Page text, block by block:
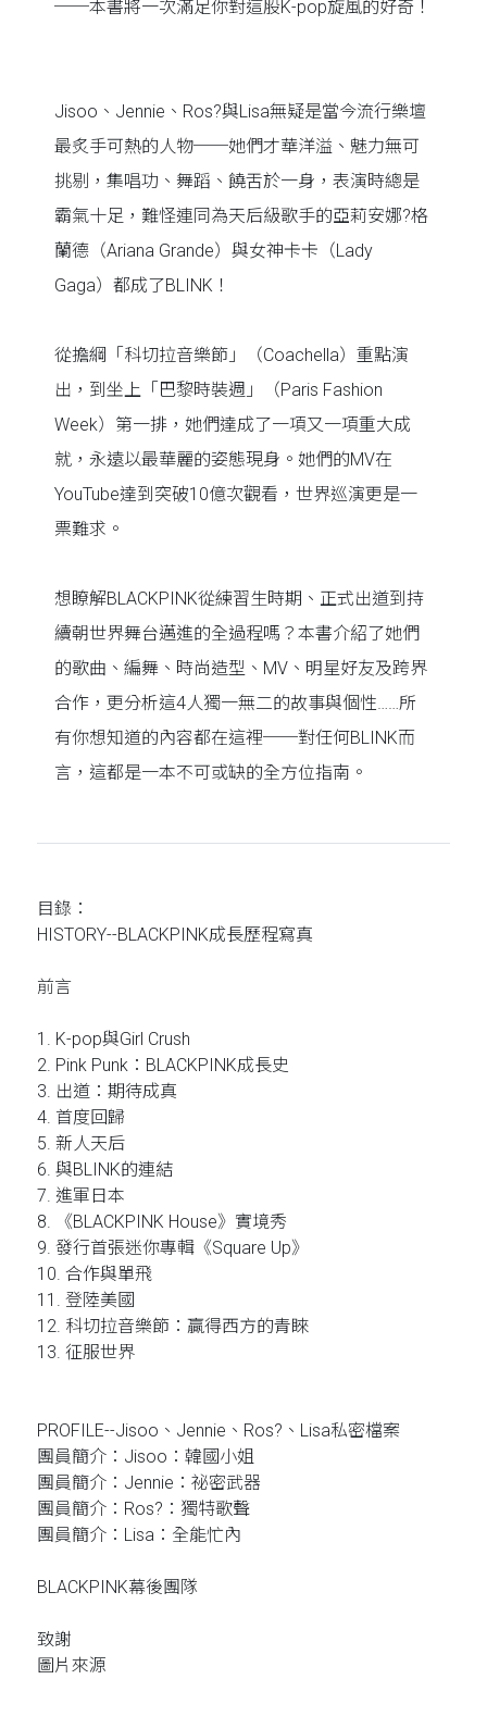
──本書將一次滿足你對這股K-pop旋風的好奇！
Jisoo、Jennie、Ros?與Lisa無疑是當今流行樂壇
最炙手可熱的人物──她們才華洋溢、魅力無可
挑剔，集唱功、舞蹈、饒舌於一身，表演時總是
霸氣十足，難怪連同為天后級歌手的亞莉安娜?格
蘭德（Ariana Grande）與女神卡卡（Lady
Gaga）都成了BLINK！
從擔綱「科切拉音樂節」（Coachella）重點演
出，到坐上「巴黎時裝週」（Paris Fashion
Week）第一排，她們達成了一項又一項重大成
就，永遠以最華麗的姿態現身。她們的MV在
YouTube達到突破10億次觀看，世界巡演更是一
票難求。
想瞭解BLACKPINK從練習生時期、正式出道到持
續朝世界舞台邁進的全過程嗎？本書介紹了她們
的歌曲、編舞、時尚造型、MV、明星好友及跨界
合作，更分析這4人獨一無二的故事與個性……所
有你想知道的內容都在這裡──對任何BLINK而
言，這都是一本不可或缺的全方位指南。
目錄：
HISTORY--BLACKPINK成長歷程寫真
前言
1. K-pop與Girl Crush
2. Pink Punk：BLACKPINK成長史
3. 出道：期待成真
4. 首度回歸
5. 新人天后
6. 與BLINK的連結
7. 進軍日本
8. 《BLACKPINK House》實境秀
9. 發行首張迷你專輯《Square Up》
10. 合作與單飛
11. 登陸美國
12. 科切拉音樂節：贏得西方的青睞
13. 征服世界
PROFILE--Jisoo、Jennie、Ros?、Lisa私密檔案
團員簡介：Jisoo：韓國小姐
團員簡介：Jennie：祕密武器
團員簡介：Ros?：獨特歌聲
團員簡介：Lisa：全能忙內
BLACKPINK幕後團隊
致謝
圖片來源